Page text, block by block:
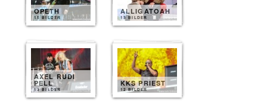
OPETH
15 BILDER
ALLIGATOAH
13 BILDER
AXEL RUDI
PELL
13 BILDER
KKS PRIEST
12 BILDER